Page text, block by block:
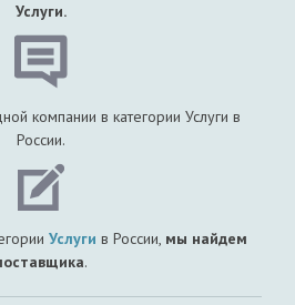
Услуги.
компании в категории Услуги в
России.
Услуги в России, мы найдем
.